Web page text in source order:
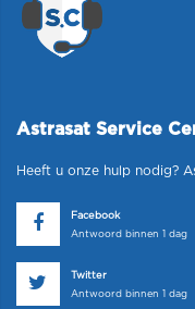
Astrasat Service
Heeft u onze hulp nodig?
Facebook
Antwoord binnen 1 dag
Twitter
Antwoord binnen 1 dag